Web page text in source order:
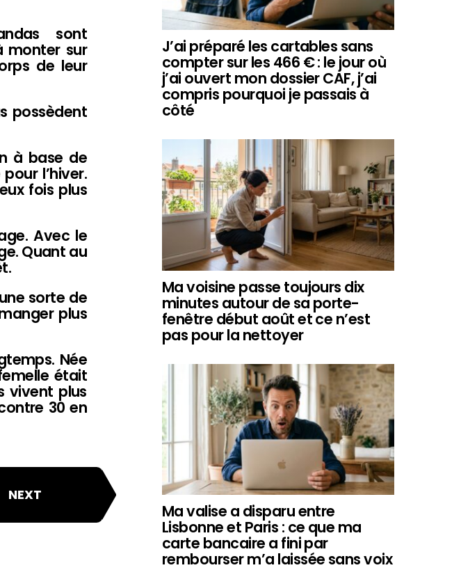
sont
monter sur
de leur
possèdent
à base de
l’hiver.
fois plus
Avec le
Quant au
sorte de
plus
Née
était
vivent plus
30 en
NEXT
J’ai préparé les cartables sans
compter sur les 466 € : le jour où
j’ai ouvert mon dossier CAF, j’ai
compris pourquoi je passais à
côté
Ma voisine passe toujours dix
minutes autour de sa porte-
fenêtre début août et ce n’est
pas pour la nettoyer
Ma valise a disparu entre
Lisbonne et Paris : ce que ma
carte bancaire a fini par
rembourser m’a laissée sans voix